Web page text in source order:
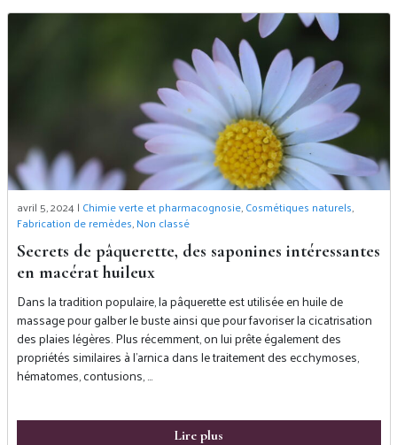
avril 5, 2024 | Chimie verte et pharmacognosie,Cosmétiques naturels,
Fabrication de remèdes,Non classé
Secrets de pâquerette, des saponines intéressantes
en macérat huileux
Dans la tradition populaire, la pâquerette est utilisée en huile de
massage pour galber le buste ainsi que pour favoriser la cicatrisation
des plaies légères. Plus récemment, on lui prête également des
propriétés similaires à l’arnica dans le traitement des ecchymoses,
hématomes, contusions, …
Lire plus